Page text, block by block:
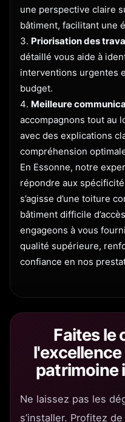
une perspective claire
bâtiment, facilitant une
Priorisation des
détaillé vous aide à
interventions urgentes
budget.
Meilleure
accompagnons tout au
avec des explications
compréhension
En Essonne, notre
répondre aux
s’agisse d’une toiture
bâtiment difficile
engageons à vous
qualité supérieure,
confiance en nos
Faites le
patrimoine
Ne laissez pas les
s’installer. Profitez